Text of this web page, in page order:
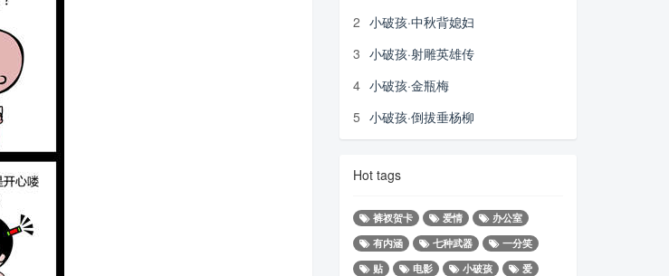
2 小破孩·中秋背媳妇
3 小破孩·射雕英雄传
4 小破孩·金瓶梅
5 小破孩·倒拔垂杨柳
Hot tags
裤衩贺卡 爱情
办公室
有内涵
七种武器
一分笑
贴
电影 小破孩
爱